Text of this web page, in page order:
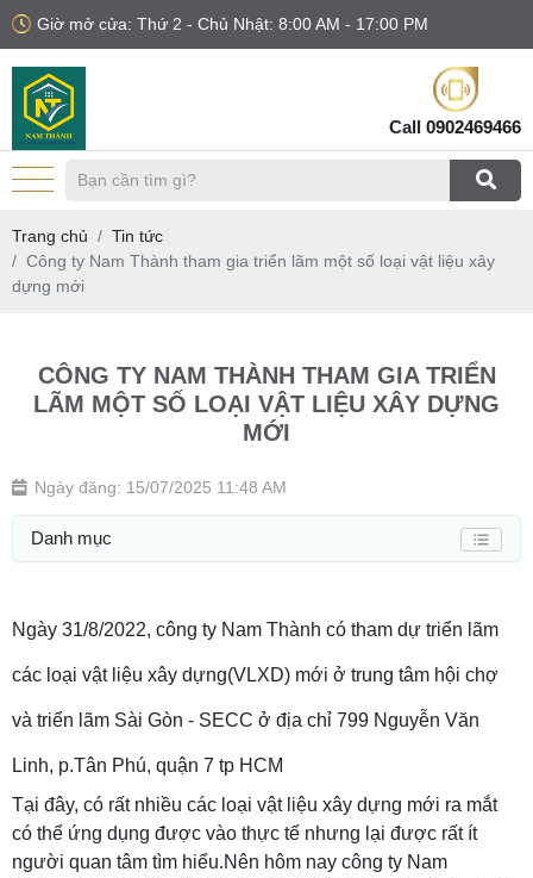
Giờ mở cửa: Thứ 2 - Chủ Nhật: 8:00 AM - 17:00 PM
Call 0902469466
Trang chủ
Tin tức
Công ty Nam Thành tham gia triển lãm một số loại vật liệu xây
dựng mới
CÔNG TY NAM THÀNH THAM GIA TRIỂN
LÃM MỘT SỐ LOẠI VẬT LIỆU XÂY DỰNG
MỚI
Ngày đăng: 15/07/2025 11:48 AM
Danh mục
Ngày 31/8/2022, công ty Nam Thành có tham dự triển lãm
các loại vật liệu xây dựng(VLXD) mới ở trung tâm hội chợ
và triển lãm Sài Gòn - SECC ở địa chỉ 799 Nguyễn Văn
Linh, p.Tân Phú, quận 7 tp HCM
Tại đây, có rất nhiều các loại vật liệu xây dựng mới ra mắt
có thể ứng dụng được vào thực tế nhưng lại được rất ít
người quan tâm tìm hiểu.Nên hôm nay công ty Nam